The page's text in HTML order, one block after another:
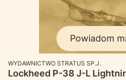
Powiadom
PRODUCENT
WYDAWNICTWO STRATUS SP.J.
Lockheed P-38 J-L